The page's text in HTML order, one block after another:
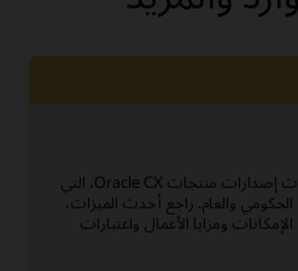
‫ ‫احصل على آخر مستجدات أحدث إصدارات منتجات Oracle CX، التي
والعام. راجع أحدث الميزات،
ومزايا الأعمال واعتبارات